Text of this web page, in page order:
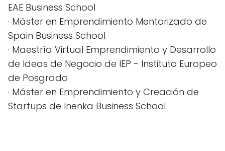
EAE Business School
· Máster en Emprendimiento Mentorizado de
Spain Business School
· Maestría Virtual Emprendimiento y Desarrollo
de Ideas de Negocio de IEP - Instituto Europeo
de Posgrado
· Máster en Emprendimiento y Creación de
Startups de Inenka Business School